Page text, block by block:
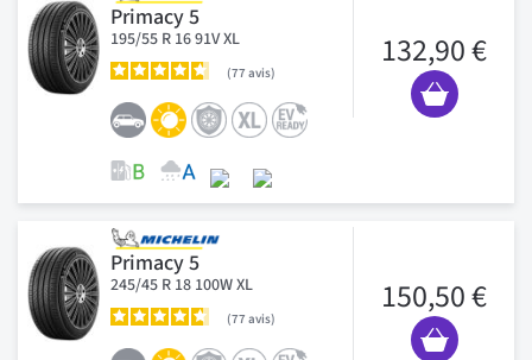
Primacy 5
195/55 R 16 91V XL
77 avis
132,90 €
Primacy 5
245/45 R 18 100W XL
77 avis
150,50 €